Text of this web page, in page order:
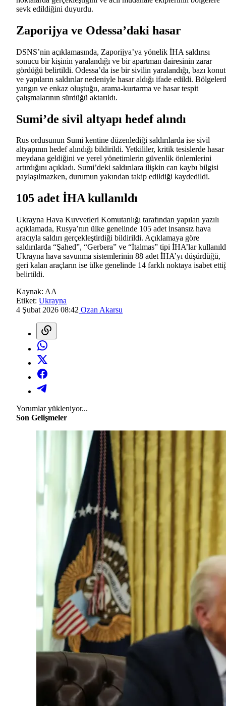
sevk edildiğini duyurdu.
Zaporijya ve Odessa’daki hasar
DSNS’nin açıklamasında, Zaporijya’ya yönelik İHA saldırısı
sonucu bir kişinin yaralandığı ve bir apartman dairesinin zarar
gördüğü belirtildi. Odessa’da ise bir sivilin yaralandığı, bazı konut
ve yapıların saldırılar nedeniyle hasar aldığı ifade edildi.
yangın ve enkaz oluştuğu, arama-kurtarma ve hasar tespit
çalışmalarının sürdüğü aktarıldı.
Sumi’de sivil altyapı hedef alındı
Rus ordusunun Sumi kentine düzenlediği saldırılarda ise sivil
altyapının hedef alındığı bildirildi. Yetkililer, kritik tesislerde hasar
meydana geldiğini ve yerel yönetimlerin güvenlik önlemlerini
artırdığını açıkladı. Sumi’deki saldırılara ilişkin can kaybı bilgisi
paylaşılmazken, durumun yakından takip edildiği kaydedildi.
105 adet İHA kullanıldı
Ukrayna Hava Kuvvetleri Komutanlığı tarafından yapılan yazılı
açıklamada, Rusya’nın ülke genelinde 105 adet insansız hava
aracıyla saldırı gerçekleştirdiği bildirildi. Açıklamaya göre
saldırılarda “Şahed”, “Gerbera” ve “İtalmas” tipi İHA’lar
Ukrayna hava savunma sistemlerinin 88 adet İHA’yı düşürdüğü,
geri kalan araçların ise ülke genelinde 14 farklı noktaya isabet
belirtildi.
Kaynak: AA
Etiket: Ukrayna
4 Şubat 2026 08:42 Ozan Akarsu
Yorumlar yükleniyor...
Son Gelişmeler